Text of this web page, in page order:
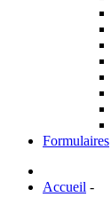
Formulaires
Accueil -